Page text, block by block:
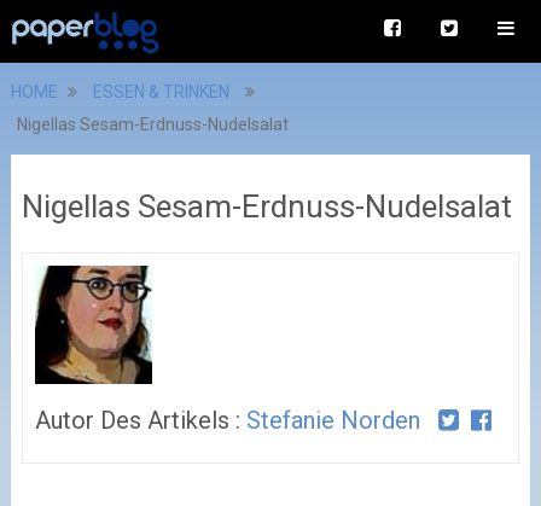
HOME
ESSEN & TRINKEN
Nigellas Sesam-Erdnuss-Nudelsalat
Nigellas Sesam-Erdnuss-Nudelsalat
Autor Des Artikels : Stefanie Norden